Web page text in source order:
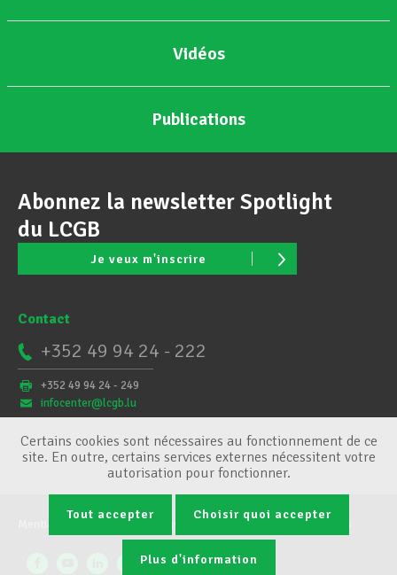
Vidéos
Publications
Abonnez la newsletter Spotlight
du LCGB
Je veux m'inscrire
Contact
+352 49 94 24 - 222
+352 49 94 24 - 249
infocenter@lcgb.lu
Conditions générales Gestion des cookies
Certains cookies sont nécessaires au fonctionnement de ce
site. En outre, certains services externes nécessitent votre
autorisation pour fonctionner.
Tout accepter Choisir quoi accepter
Plus d'information